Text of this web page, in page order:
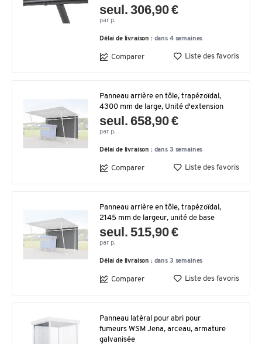
seul. 306,90 €
par p.
Délai de livraison : dans 4 semaines
Comparer Liste des favoris
Panneau arrière en tôle, trapézoïdal,
4300 mm de large, Unité d'extension
seul. 658,90 €
par p.
Délai de livraison : dans 3 semaines
Comparer Liste des favoris
Panneau arrière en tôle, trapézoïdal,
2145 mm de largeur, unité de base
seul. 515,90 €
par p.
Délai de livraison : dans 3 semaines
Comparer Liste des favoris
Panneau latéral pour abri pour
fumeurs WSM Jena, arceau, armature
galvanisée